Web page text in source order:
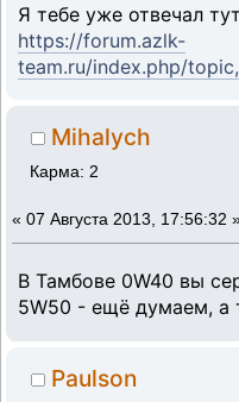
Я тебе уже отвечал тут
https://forum.azlk-
team.ru/index.php/
Mihalych
Карма: 2
« 07 Августа 2013, 17:56:32
В Тамбове 0W40 вы
5W50 - ещё думаем, а
Paulson